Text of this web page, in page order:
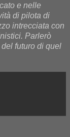
e nelle
di pilota di
intrecciata con
Parlerò
futuro di quel